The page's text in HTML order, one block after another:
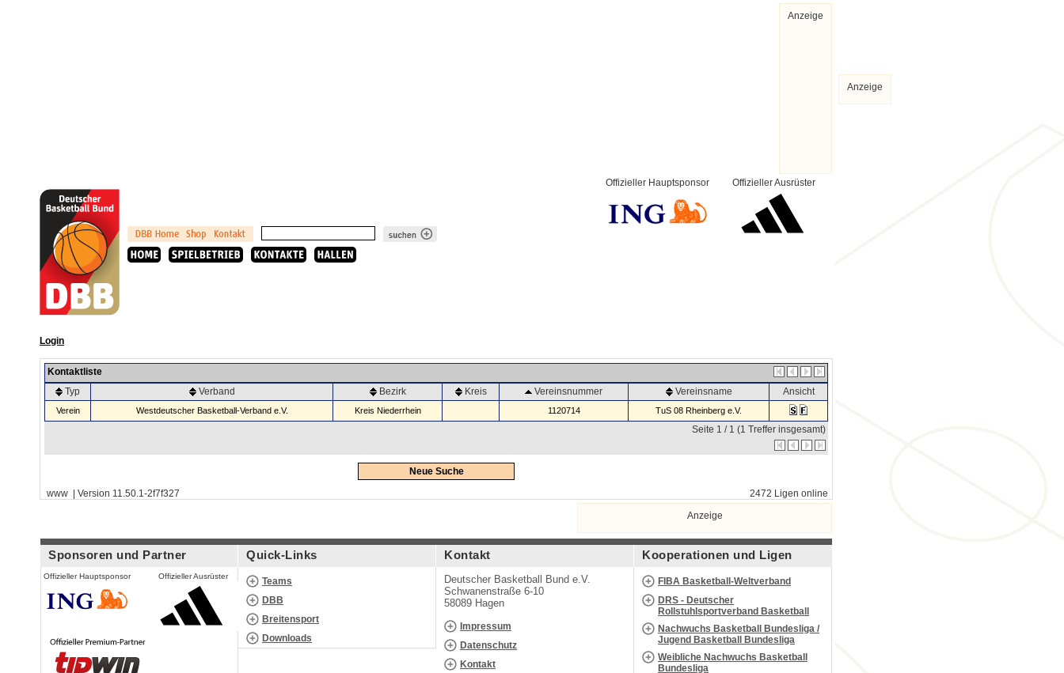
Anzeige
Offizieller Ausrüster
Offizieller Hauptsponsor
Login
Kontaktliste
Typ
Verband Bezirk Kreis Vereinsnummer Vereinsname Ansicht
Verein Westdeutscher Basketball-Verband e.V. Kreis Niederrhein 1120714 TuS 08 Rheinberg e.V.
Seite 1 / 1 (1 Treffer insgesamt)
Neue Suche
www | Version 11.50.1-2f7f327
2472 Ligen online
Anzeige
Sponsoren und Partner
Offizieller Hauptsponsor Offizieller Ausrüster
Quick-Links
Teams
DBB
Breitensport
Downloads
Kontakt
Deutscher Basketball Bund e.V.
Schwanenstraße 6-10
58089 Hagen
Impressum
Datenschutz
Kontakt
Kooperationen und Ligen
FIBA Basketball-Weltverband
DRS - Deutscher
Rollstuhlsportverband Basketball
Nachwuchs Basketball Bundesliga /
Jugend Basketball Bundesliga
Weibliche Nachwuchs Basketball
Bundesliga
Anzeige